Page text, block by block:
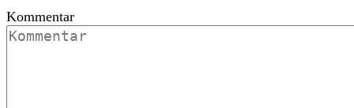
Kommentar